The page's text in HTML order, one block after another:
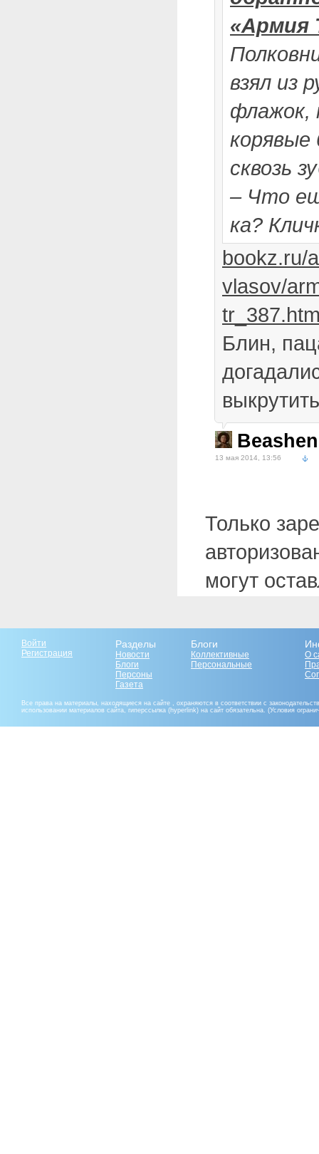
«Армия
взял из
флажок,
корявые
сквозь
– Что
ка?
bookz.ru/
vlasov/
Блин,
Beashen
13 мая 2014, 13:56
Только
могут
Войти
Регистрация
Разделы
Новости
Блоги
Персоны
Газета
Блоги
Коллективные
Персональные
О
Все права на материалы, находящиеся на сайте , охраняются в соответствии с
использовании материалов сайта, гиперссылка (hyperlink) на сайт обязательна. (Условия